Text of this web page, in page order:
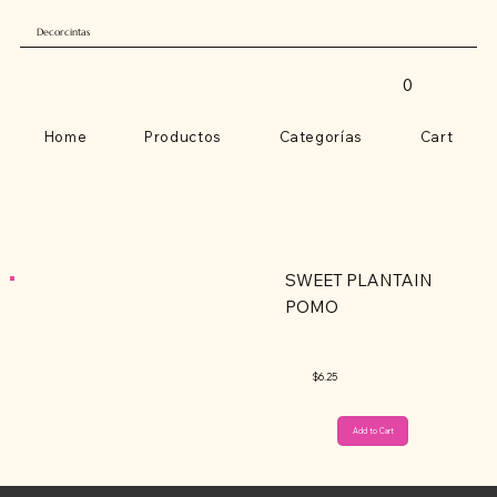
Decorcintas
Home Productos Categorías Cart
0
Add to Cart
SWEET PLANTAIN
POMO
$6.25